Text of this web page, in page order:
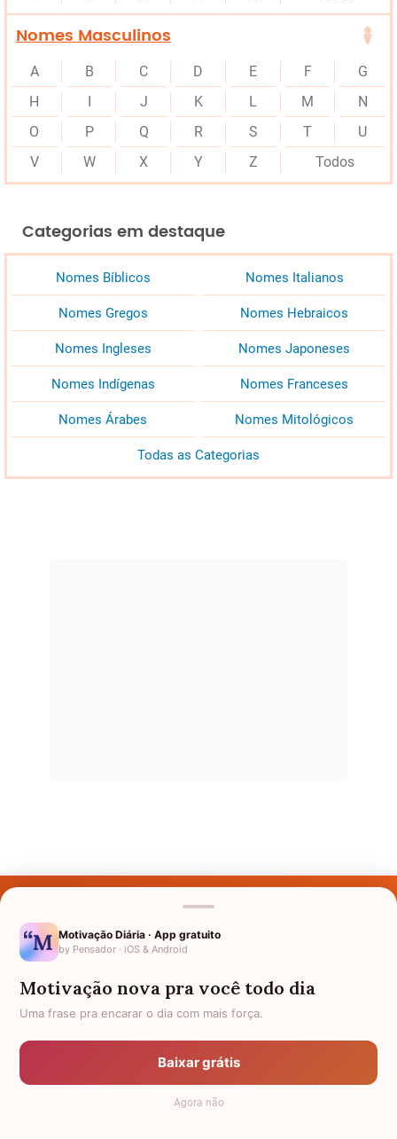
Nomes Masculinos
A B C D E F
G
H
J K L M
N
O
P Q R S T
U
V
W X Y Z Todos
Categorias em destaque
Nomes Bíblicos Nomes Italianos
Nomes Gregos Nomes Hebraicos
Nomes Ingleses Nomes Japoneses
Nomes Indígenas Nomes Franceses
Nomes Árabes Nomes Mitológicos
Todas as Categorias
Nomes pelo Mundo
Política de Privacidade
Anuncie
Termos de Uso
Motivação Diária · App gratuito
by Pensador · iOS & Android
Motivação nova pra você todo dia
Uma frase pra encarar o dia com mais força.
Baixar grátis
Agora não